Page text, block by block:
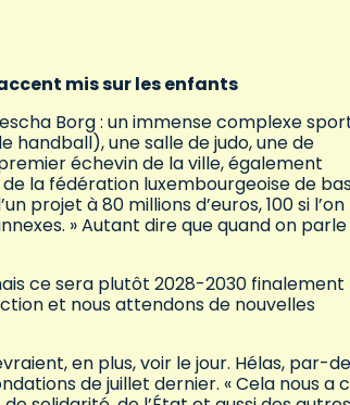
mis sur les enfants
Borg : un immense complexe
handball), une salle de judo, une de
échevin de la ville, également
la fédération luxembourgeoise de
projet à 80 millions d’euros, 100 si l’on
» Autant dire que quand on
ce sera plutôt 2028-2030 finalement
et nous attendons de nouvelles
en plus, voir le jour. Hélas, par-
de juillet dernier. « Cela nous a